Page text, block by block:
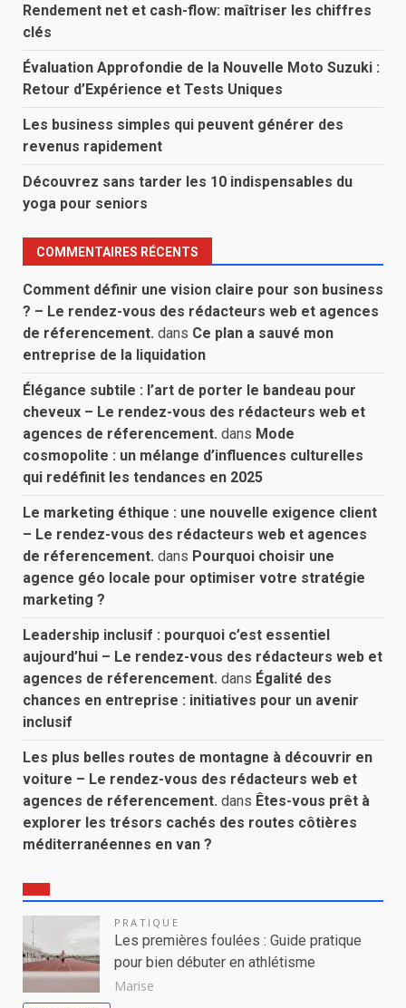
Rendement net et cash-flow: maîtriser les chiffres
clés
Évaluation Approfondie de la Nouvelle Moto Suzuki :
Retour d’Expérience et Tests Uniques
Les business simples qui peuvent générer des
revenus rapidement
Découvrez sans tarder les 10 indispensables du
yoga pour seniors
COMMENTAIRES RÉCENTS
Comment définir une vision claire pour son business
? – Le rendez-vous des rédacteurs web et agences
de réferencement. dans Ce plan a sauvé mon
entreprise de la liquidation
Élégance subtile : l’art de porter le bandeau pour
cheveux – Le rendez-vous des rédacteurs web et
agences de réferencement. dans Mode
cosmopolite : un mélange d’influences culturelles
qui redéfinit les tendances en 2025
Le marketing éthique : une nouvelle exigence client
– Le rendez-vous des rédacteurs web et agences
de réferencement. dans Pourquoi choisir une
agence géo locale pour optimiser votre stratégie
marketing ?
Leadership inclusif : pourquoi c’est essentiel
aujourd’hui – Le rendez-vous des rédacteurs web et
agences de réferencement. dans Égalité des
chances en entreprise : initiatives pour un avenir
inclusif
Les plus belles routes de montagne à découvrir en
voiture – Le rendez-vous des rédacteurs web et
agences de réferencement. dans Êtes-vous prêt à
explorer les trésors cachés des routes côtières
méditerranéennes en van ?
PRATIQUE
Les premières foulées : Guide pratique
pour bien débuter en athlétisme
Marise